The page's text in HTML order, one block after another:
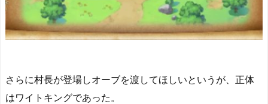
さらに村長が登場しオーブを渡してほしいというが、正体
はワイトキングであった。